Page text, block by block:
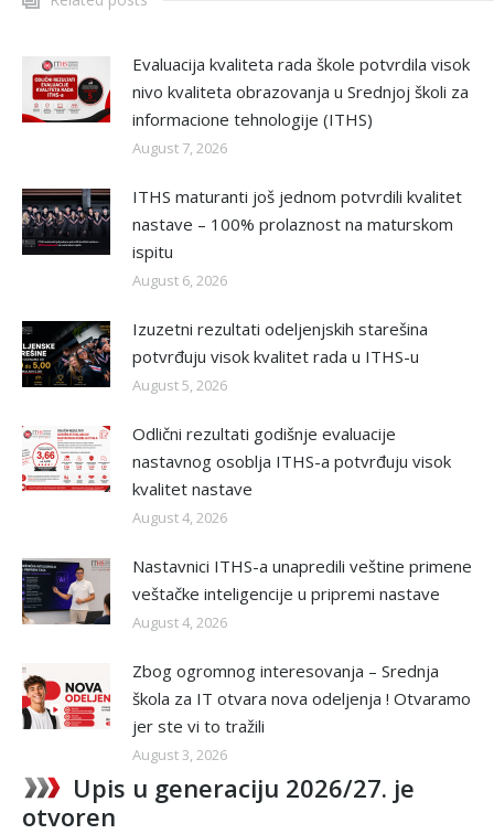
Evaluacija kvaliteta rada škole potvrdila visok
nivo kvaliteta obrazovanja u Srednjoj školi za
informacione tehnologije (ITHS)
August 7, 2026
ITHS maturanti još jednom potvrdili kvalitet
nastave – 100% prolaznost na maturskom
ispitu
August 6, 2026
Izuzetni rezultati odeljenjskih starešina
potvrđuju visok kvalitet rada u ITHS-u
August 5, 2026
Odlični rezultati godišnje evaluacije
nastavnog osoblja ITHS-a potvrđuju visok
kvalitet nastave
August 4, 2026
Nastavnici ITHS-a unapredili veštine primene
veštačke inteligencije u pripremi nastave
August 4, 2026
Zbog ogromnog interesovanja – Srednja
škola za IT otvara nova odeljenja ! Otvaramo
jer ste vi to tražili
August 3, 2026
Upis u generaciju 2026/27. je
otvoren